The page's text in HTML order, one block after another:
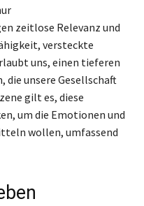
zeitlose Relevanz und
versteckte
uns, einen tieferen
die unsere Gesellschaft
gilt es, diese
um die Emotionen und
wollen, umfassend